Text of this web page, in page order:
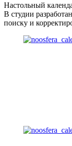
Настольный
В студии
поиску и